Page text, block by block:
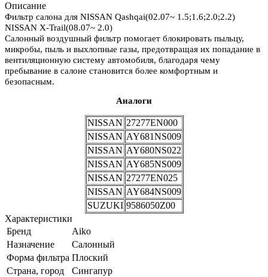
Описание
Фильтр салона для NISSAN Qashqai(02.07~ 1.5;1.6;2.0;2.2)
NISSAN X-Trail(08.07~ 2.0)
Салонный воздушный фильтр помогает блокировать пыльцу,
микробы, пыль и выхлопные газы, предотвращая их попадание в
вентиляционную систему автомобиля, благодаря чему
пребывание в салоне становится более комфортным и
безопасным.
Аналоги
NISSAN 27277EN000
NISSAN AY681NS009
NISSAN AY680NS022
NISSAN AY685NS009
NISSAN 27277EN025
NISSAN AY684NS009
SUZUKI 9586050Z00
Характеристики
Бренд
Aiko
Назначение
Салонный
Форма фильтра Плоский
Страна, город
Сингапур